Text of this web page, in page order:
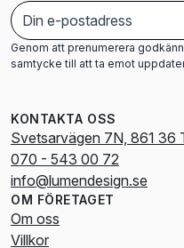
Genom att prenumerera
samtycke till att ta emot
KONTAKTA OSS
Svetsarvägen 7N, 861 36
070 - 543 00 72
info@lumendesign.se
OM FÖRETAGET
Om oss
Villkor